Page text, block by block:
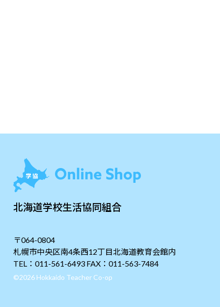
北海道学校生活協同組合
〒064-0804
札幌市中央区南4条西12丁目北海道教育会館内
TEL：011-561-6493 FAX：011-563-7484
©2026 Hokkaido Teacher Co-op